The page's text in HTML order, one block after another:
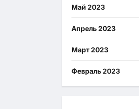
Май 2023
Апрель 2023
Март 2023
Февраль 2023